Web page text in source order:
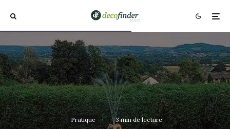
Pratique · · 3 min de lecture